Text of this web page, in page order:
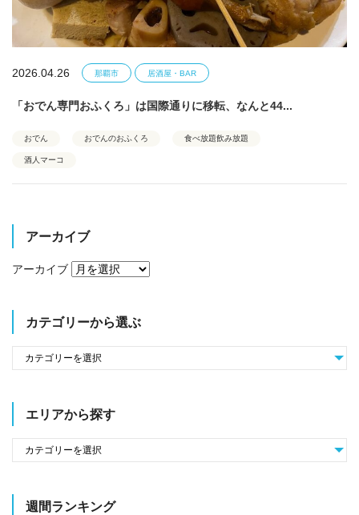
2026.04.26 那覇市 居酒屋・BAR
「おでん専門おふくろ」は国際通りに移転、なんと44...
おでん おでんのおふくろ 食べ放題飲み放題
酒人マーコ
アーカイブ
アーカイブ
カテゴリーから選ぶ
エリアから探す
週間ランキング